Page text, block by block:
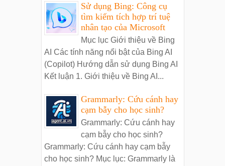
Sử dụng Bing: Công cụ
tìm kiếm tích hợp trí tuệ
nhân tạo của Microsoft
Mục lục Giới thiệu về Bing
AI Các tính năng nổi bật của Bing AI
(Copilot) Hướng dẫn sử dụng Bing AI
Kết luận 1. Giới thiệu về Bing AI...
Grammarly: Cứu cánh hay
cạm bẫy cho học sinh?
Grammarly: Cứu cánh hay
cạm bẫy cho học sinh?
Grammarly: Cứu cánh hay cạm bẫy
cho học sinh? Mục lục: Grammarly là